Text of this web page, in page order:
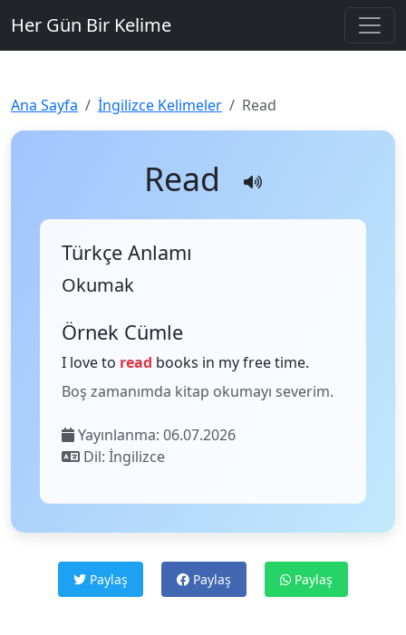
Her Gün Bir Kelime
Ana Sayfa İngilizce Kelimeler Read
Read
Türkçe Anlamı
Okumak
Örnek Cümle
I love to read books in my free time.
Boş zamanımda kitap okumayı severim.
Yayınlanma: 06.07.2026
Dil: İngilizce
Paylaş Paylaş Paylaş